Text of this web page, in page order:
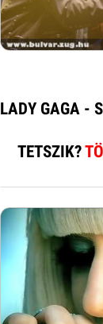
LADY GAGA -
TETSZIK?